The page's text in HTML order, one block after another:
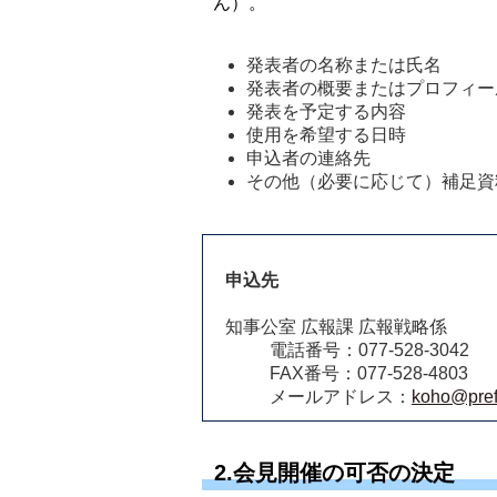
発表者の名称または氏名
発表者の概要またはプロフィ
発表を予定する内容
使用を希望する日時
申込者の連絡先
その他（必要に応じて）補足
申込先
知事公室 広報課 広報戦略係
電話番号：077-528-3042
FAX番号：077-528-4803
メールアドレス：
2.会見開催の可否の決定